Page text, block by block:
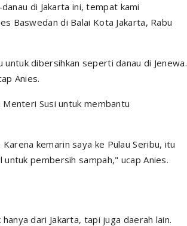
di Jakarta ini, tempat kami
Baswedan di Balai Kota Jakarta, Rabu
dibersihkan seperti danau di Jenewa.
Anies.
Susi untuk membantu
Karena kemarin saya ke Pulau Seribu, itu
untuk pembersih sampah," ucap Anies.
dari Jakarta, tapi juga daerah lain.